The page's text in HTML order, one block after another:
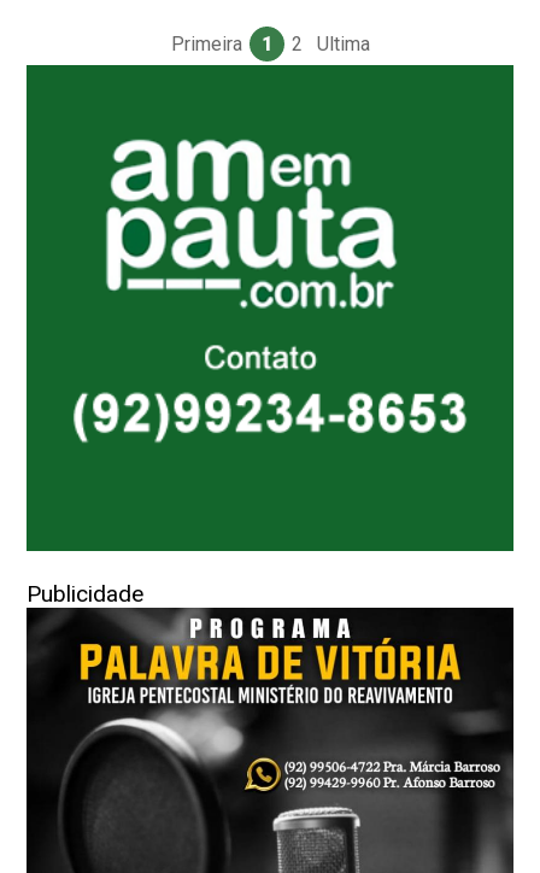
Primeira 1 2 Ultima
Publicidade